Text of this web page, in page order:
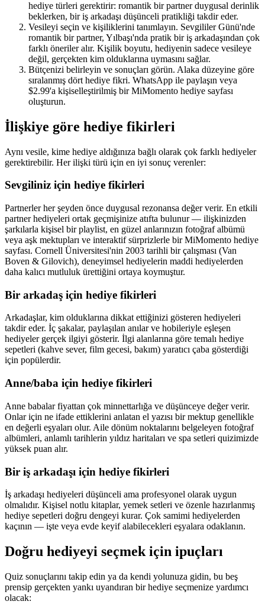
hediye türleri gerektirir: romantik bir partner duygusal derinlik
beklerken, bir iş arkadaşı düşünceli pratikliği takdir eder.
Vesileyi seçin ve kişiliklerini tanımlayın. Sevgililer Günü'nde
romantik bir partner, Yılbaşı'nda pratik bir iş arkadaşından çok
farklı öneriler alır. Kişilik boyutu, hediyenin sadece vesileye
değil, gerçekten kim olduklarına uymasını sağlar.
Bütçenizi belirleyin ve sonuçları görün. Alaka düzeyine göre
sıralanmış dört hediye fikri. WhatsApp ile paylaşın veya
$2.99'a kişiselleştirilmiş bir MiMomento hediye sayfası
oluşturun.
İlişkiye göre hediye fikirleri
Aynı vesile, kime hediye aldığınıza bağlı olarak çok farklı hediyeler
gerektirebilir. Her ilişki türü için en iyi sonuç verenler:
Sevgiliniz için hediye fikirleri
Partnerler her şeyden önce duygusal rezonansa değer verir. En etkili
partner hediyeleri ortak geçmişinize atıfta bulunur — ilişkinizden
şarkılarla kişisel bir playlist, en güzel anlarınızın fotoğraf albümü
veya aşk mektupları ve interaktif sürprizlerle bir MiMomento hediye
sayfası. Cornell Üniversitesi'nin 2003 tarihli bir çalışması (Van
Boven & Gilovich), deneyimsel hediyelerin maddi hediyelerden
daha kalıcı mutluluk ürettiğini ortaya koymuştur.
Bir arkadaş için hediye fikirleri
Arkadaşlar, kim olduklarına dikkat ettiğinizi gösteren hediyeleri
takdir eder. İç şakalar, paylaşılan anılar ve hobileriyle eşleşen
hediyeler gerçek ilgiyi gösterir. İlgi alanlarına göre temalı hediye
sepetleri (kahve sever, film gecesi, bakım) yaratıcı çaba gösterdiği
için popülerdir.
Anne/baba için hediye fikirleri
Anne babalar fiyattan çok minnettarlığa ve düşünceye değer verir.
Onlar için ne ifade ettiklerini anlatan el yazısı bir mektup genellikle
en değerli eşyaları olur. Aile dönüm noktalarını belgeleyen fotoğraf
albümleri, anlamlı tarihlerin yıldız haritaları ve spa setleri quizimizde
yüksek puan alır.
Bir iş arkadaşı için hediye fikirleri
İş arkadaşı hediyeleri düşünceli ama profesyonel olarak uygun
olmalıdır. Kişisel notlu kitaplar, yemek setleri ve özenle hazırlanmış
hediye sepetleri doğru dengeyi kurar. Çok samimi hediyelerden
kaçının — işte veya evde keyif alabilecekleri eşyalara odaklanın.
Doğru hediyeyi seçmek için ipuçları
Quiz sonuçlarını takip edin ya da kendi yolunuza gidin, bu beş
prensip gerçekten yankı uyandıran bir hediye seçmenize yardımcı
olacak: